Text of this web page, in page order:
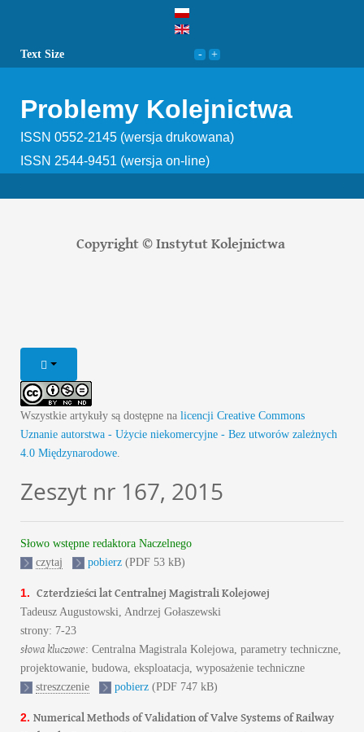
Text Size
Problemy Kolejnictwa
ISSN 0552-2145 (wersja drukowana)
ISSN 2544-9451 (wersja on-line)
Copyright © Instytut Kolejnictwa
Wszystkie artykuły są dostępne na licencji Creative Commons
Uznanie autorstwa - Użycie niekomercyjne - Bez utworów zależnych
4.0 Międzynarodowe.
Zeszyt nr 167, 2015
Słowo wstępne redaktora Naczelnego
czytaj
pobierz (PDF 53 kB)
1. Czterdzieści lat Centralnej Magistrali Kolejowej
Tadeusz Augustowski, Andrzej Gołaszewski
strony: 7-23
słowa kluczowe: Centralna Magistrala Kolejowa, parametry techniczne,
projektowanie, budowa, eksploatacja, wyposażenie techniczne
streszczenie
pobierz (PDF 747 kB)
2. Numerical Methods of Validation of Valve Systems of Railway